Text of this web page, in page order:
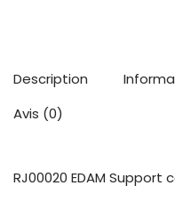
Description
Avis (0)
RJ00020 EDAM Support